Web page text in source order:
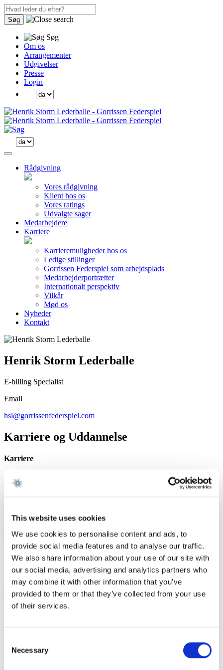
This website uses cookies
We use cookies to personalise content and ads, to
provide social media features and to analyse our traffic.
We also share information about your use of our site with
our social media, advertising and analytics partners who
may combine it with other information that you’ve
provided to them or that they’ve collected from your use
of their services.
Selection
Necessary
Søg
Søg
Om os
Arrangementer
Udgivelser
Presse
Login
Rådgivning
Vores rådgivning
Klient hos os
Vores ratings
Udvalgte sager
Medarbejdere
Karriere
Karrieremuligheder hos os
Ledige stillinger
Gorrissen Federspiel som arbejdsplads
Medarbejderportrætter
Internationalt perspektiv
Vilkår
Mød os
Nyheder
Kontakt
Henrik Storm Lederballe
E-billing Specialist
Email
hsl@gorrissenfederspiel.com
Karriere og Uddannelse
Karriere
Gorrissen Federspiel 2010 -
Engelsk
Vi er et førende dansk advokatfirma med
stærke internationale relationer.
Tilmeld dig nyheder og arrangementer
København
1609 København V
+45 33 41 41 41